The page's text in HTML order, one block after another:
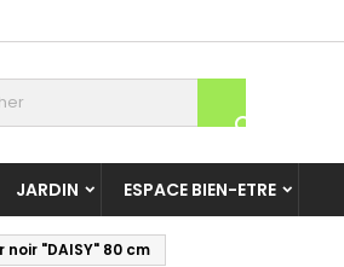

JARDIN ESPACE BIEN-ETRE
"DAISY" 80 cm